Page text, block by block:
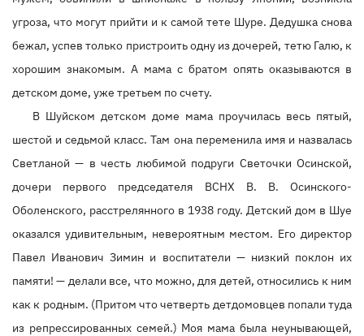
угроза, что могут прийти и к самой тете Шуре. Дедушка снова
бежал, успев только пристроить одну из дочерей, тетю Галю, к
хорошим знакомым. А мама с братом опять оказываются в
детском доме, уже третьем по счету.
В Шуйском детском доме мама проучилась весь пятый,
шестой и седьмой класс. Там она переменила имя и назвалась
Светланой — в честь любимой подруги Светочки Осинской,
дочери первого председателя ВСНХ В. В. Осинского-
Оболенского, расстрелянного в 1938 году. Детский дом в Шуе
оказался удивительным, невероятным местом. Его директор
Павел Иванович Зимин и воспитатели — низкий поклон их
памяти! — делали все, что можно, для детей, относились к ним
как к родным. (Притом что четверть детдомовцев попали туда
из репрессированных семей.) Моя мама была неунывающей,